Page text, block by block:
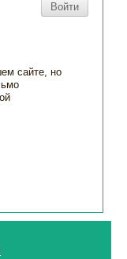
Войти
сайте, но